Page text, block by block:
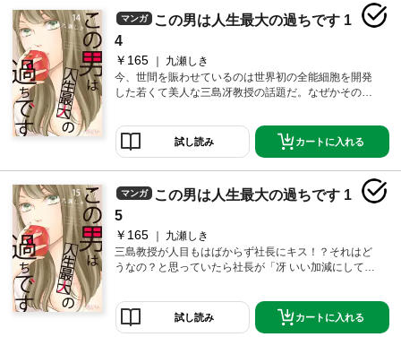
まで付いてきてるし。【恋するソワレ】 この作品は
「恋するソワレ」2018年Vol．9に収録されています。
マンガ
この男は人生最大の過ちです 1
4
￥165
九瀬しき
今、世間を賑わせているのは世界初の全能細胞を開発
した若くて美人な三島冴教授の話題だ。なぜかその人
めにやってきた。けど早まったな。私みたいな一般人
が来るところじゃなかったかも…と思っていたら、社
長の知り合いの輩に遭遇して！？【恋するソワレ】 こ
の作品は「恋するソワレ」2018年Vol．10に収録されて
います。
試し読み カートに入れる
マンガ
この男は人生最大の過ちです 1
5
￥165
九瀬しき
三島教授が人目もはばからず社長にキス！？それはど
うなの？と思っていたら社長が「冴 いい加減にして頂
返したから怒んないでね～♪というナゾ行動…。疲れ果
てていると社長から「ご安心ください 僕は佐藤さんだ
試し読み カートに入れる